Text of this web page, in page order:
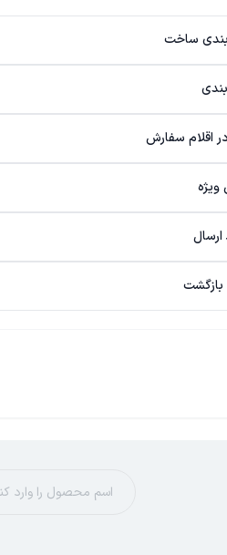
ساخت
اقلام سفارش
ویژه
ارسال
بازگشت